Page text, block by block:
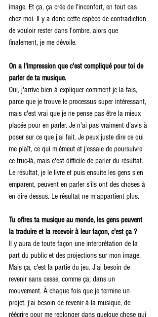
image. Et ça, ça crée de l'inconfort, en tout cas
chez moi. Il y a donc cette espèce de contradiction
de vouloir rester dans l'ombre, alors que
finalement, je me dévoile.
On a l'impression que c'est compliqué pour toi de
parler de ta musique.
Oui, j'arrive bien à expliquer comment je la fais,
parce que je trouve le processus super intéressant,
mais c'est vrai que je ne pense pas être la mieux
placée pour en parler. Je n'ai pas vraiment d'avis à
poser sur ce que j'ai fait. Je peux juste dire ce qui
me plaît, ce qui m'émeut et j'essaie de poursuivre
ce truc-là, mais c'est difficile de parler du résultat.
Le résultat, je le livre et puis ensuite les gens s'en
emparent, peuvent en parler s'ils ont des choses à
en dire dessus. Le résultat ne m'appartient plus.
Tu offres ta musique au monde, les gens peuvent
la traduire et la recevoir à leur façon, c'est ça ?
Il y aura de toute façon une interprétation de la
part du public et des projections sur mon image.
Mais ça, c'est la partie du jeu. J'ai besoin de
revenir sans cesse, comme ça, dans un
mouvement. À chaque fois que je termine un
projet, j'ai besoin de revenir à la musique, de
réécrire pour me replonger dans quelque chose qui